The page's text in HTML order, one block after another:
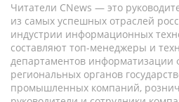
Читатели CNews — это
из самых успешных отраслей
индустрии информационных
составляют топ-менеджеры и
департаментов информатизации
региональных органов
промышленных компаний,